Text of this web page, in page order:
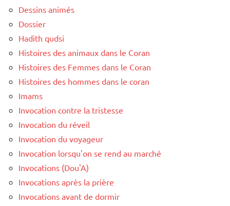
Dessins animés
Dossier
Hadith qudsi
Histoires des animaux dans le Coran
Histoires des Femmes dans le Coran
Histoires des hommes dans le coran
Imams
Invocation contre la tristesse
Invocation du réveil
Invocation du voyageur
Invocation lorsqu'on se rend au marché
Invocations (Dou'A)
Invocations après la prière
Invocations avant de dormir